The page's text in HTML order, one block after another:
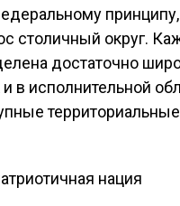
столичный округ.
достаточно
и в исполнительной
нация